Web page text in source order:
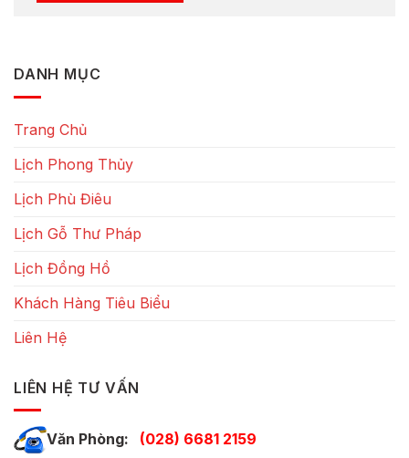
DANH MỤC
Trang Chủ
Lịch Phong Thủy
Lịch Phù Điêu
Lịch Gỗ Thư Pháp
Lịch Đồng Hồ
Khách Hàng Tiêu Biểu
Liên Hệ
LIÊN HỆ TƯ VẤN
Văn Phòng: (028) 6681 2159